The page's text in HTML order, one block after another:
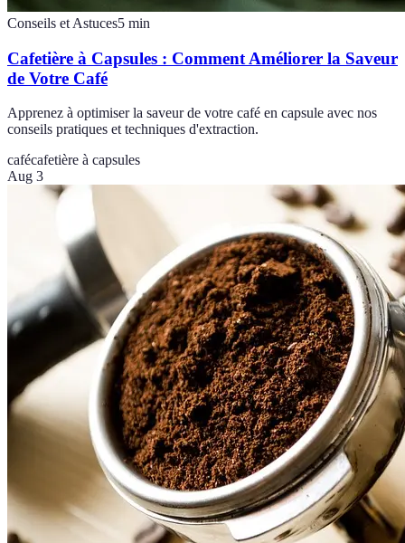
Conseils et Astuces5 min
Cafetière à Capsules : Comment Améliorer la Saveur
de Votre Café
Apprenez à optimiser la saveur de votre café en capsule avec nos
conseils pratiques et techniques d'extraction.
cafécafetière à capsules
Aug 3